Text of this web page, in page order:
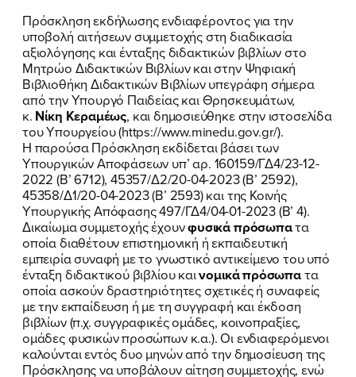
Πρόσκληση εκδήλωσης ενδιαφέροντος για την
υποβολή αιτήσεων συμμετοχής στη διαδικασία
αξιολόγησης και ένταξης διδακτικών βιβλίων στο
Μητρώο Διδακτικών Βιβλίων και στην Ψηφιακή
Βιβλιοθήκη Διδακτικών Βιβλίων υπεγράφη σήμερα
από την Υπουργό Παιδείας και Θρησκευμάτων,
κ. Νίκη Κεραμέως, και δημοσιεύθηκε στην ιστοσελίδα
του Υπουργείου (https://www.minedu.gov.gr/).
Η παρούσα Πρόσκληση εκδίδεται βάσει των
Υπουργικών Αποφάσεων υπ’ αρ. 160159/ΓΔ4/23-12-
2022 (Β’ 6712), 45357/Δ2/20-04-2023 (Β’ 2592),
45358/Δ1/20-04-2023 (Β’ 2593) και της Κοινής
Υπουργικής Απόφασης 497/ΓΔ4/04-01-2023 (Β’ 4).
Δικαίωμα συμμετοχής έχουνφυσικά πρόσωπατα
οποία διαθέτουν επιστημονική ή εκπαιδευτική
εμπειρία συναφή με το γνωστικό αντικείμενο του υπό
ένταξη διδακτικού βιβλίου καινομικά πρόσωπατα
οποία ασκούν δραστηριότητες σχετικές ή συναφείς
με την εκπαίδευση ή με τη συγγραφή και έκδοση
βιβλίων (π.χ. συγγραφικές ομάδες, κοινοπραξίες,
ομάδες φυσικών προσώπων κ.α.). Οι ενδιαφερόμενοι
καλούνται εντός δυο μηνών από την δημοσίευση της
Πρόσκλησης να υποβάλουν αίτηση συμμετοχής, ενώ
Δεδομένων
και τους τους
Χρήσηςτου δικτυακού τόπου του
Πολιτικού Γραφείου της Βουλευτού
Νίκης Κεραμέως
ΥΠΟΒΟΛΗ
Δεδομένων
και τους τους
Χρήσηςτου δικτυακού τόπου του
Πολιτικού Γραφείου της Βουλευτού
Νίκης Κεραμέως
ΥΠΟΒΟΛΗ